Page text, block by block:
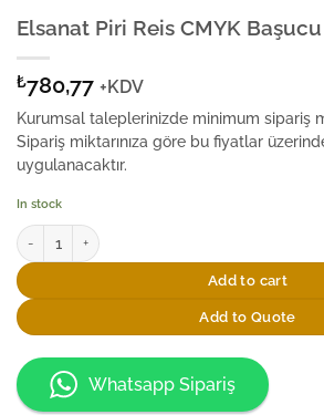
Elsanat Piri Reis CMYK
₺780,77 +KDV
Kurumsal taleplerinizde minimum sipariş
Sipariş miktarınıza göre bu fiyatlar
uygulanacaktır.
In stock
Elsanat Piri Reis CMYK Başucu Sürahi Seti quantity
Add to cart
Add to Quote
Whatsapp Sipariş